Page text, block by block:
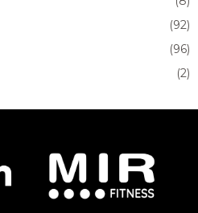
(92)
(96)
(2)